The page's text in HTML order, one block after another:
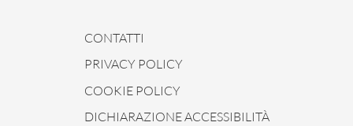
CONTATTI
PRIVACY POLICY
COOKIE POLICY
DICHIARAZIONE ACCESSIBILITÀ